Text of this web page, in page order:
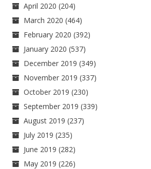
April 2020 (204)
March 2020 (464)
February 2020 (392)
January 2020 (537)
December 2019 (349)
November 2019 (337)
October 2019 (230)
September 2019 (339)
August 2019 (237)
July 2019 (235)
June 2019 (282)
May 2019 (226)